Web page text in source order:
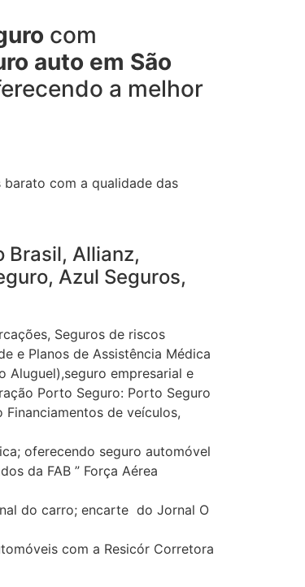
com
auto em São
a melhor
com a qualidade das
Brasil, Allianz,
Azul Seguros,
Seguros de riscos
e Planos de Assistência Médica
Aluguel),seguro empresarial e
Porto Seguro: Porto Seguro
de veículos,
oferecendo seguro automóvel
da FAB ” Força Aérea
do carro; encarte do Jornal O
com a Resicór Corretora